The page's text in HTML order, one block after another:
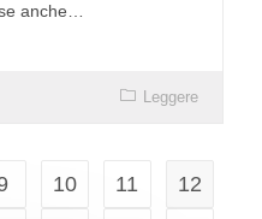
anche…
Leggere
10 11
12